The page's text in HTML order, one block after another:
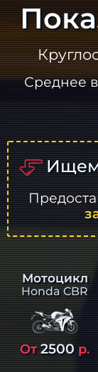
Среднее
Ищем
Мотоцикл
Honda CBR
От2500р.